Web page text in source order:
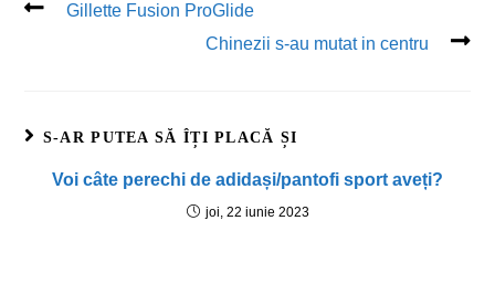
Gillette Fusion ProGlide
Chinezii s-au mutat in centru
S-AR PUTEA SĂ ÎȚI PLACĂ ȘI
Voi câte perechi de adidași/pantofi sport aveți?
joi, 22 iunie 2023